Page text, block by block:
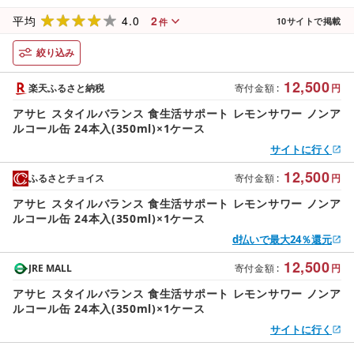
平均 4.0 2件 10サイトで掲載
絞り込み
寄付金額 : 12,500円
楽天ふるさと納税
アサヒ スタイルバランス 食生活サポート レモンサワー ノンア
ルコール缶 24本入(350ml)×1ケース
サイトに行く
寄付金額 : 12,500円
ふるさとチョイス
アサヒ スタイルバランス 食生活サポート レモンサワー ノンア
ルコール缶 24本入(350ml)×1ケース
d払いで最大24％還元
寄付金額 : 12,500円
JRE MALL
アサヒ スタイルバランス 食生活サポート レモンサワー ノンア
ルコール缶 24本入(350ml)×1ケース
サイトに行く